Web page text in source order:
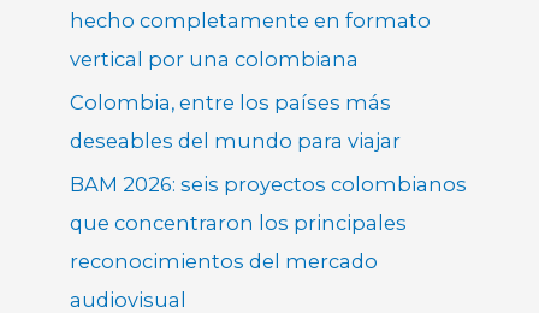
hecho completamente en formato
vertical por una colombiana
Colombia, entre los países más
deseables del mundo para viajar
BAM 2026: seis proyectos colombianos
que concentraron los principales
reconocimientos del mercado
audiovisual